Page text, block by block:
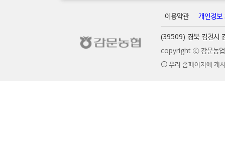
이용약관 개인정보
(39509) 경북 김천시
copyright ⓒ 감문농업
우리 홈페이지에 게